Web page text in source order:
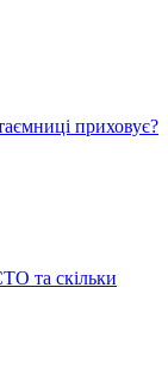
приховує?
та скільки